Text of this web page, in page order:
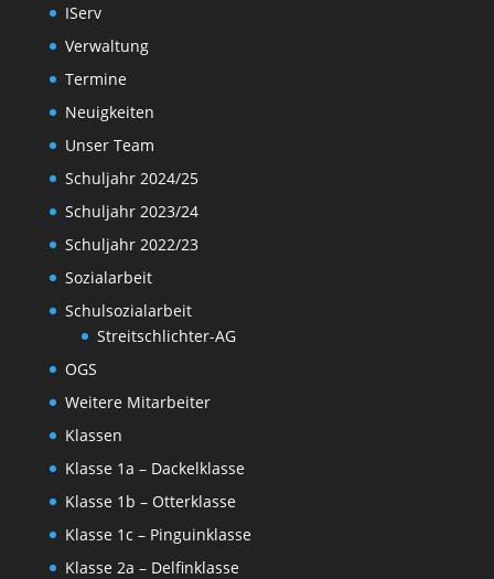
IServ
Verwaltung
Termine
Neuigkeiten
Unser Team
Schuljahr 2024/25
Schuljahr 2023/24
Schuljahr 2022/23
Sozialarbeit
Schulsozialarbeit
Streitschlichter-AG
OGS
Weitere Mitarbeiter
Klassen
Klasse 1a – Dackelklasse
Klasse 1b – Otterklasse
Klasse 1c – Pinguinklasse
Klasse 2a – Delfinklasse